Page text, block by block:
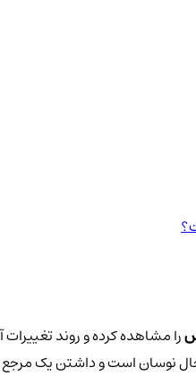
را مشاهده کرده و روند
حال نوسان است و داشتن یک